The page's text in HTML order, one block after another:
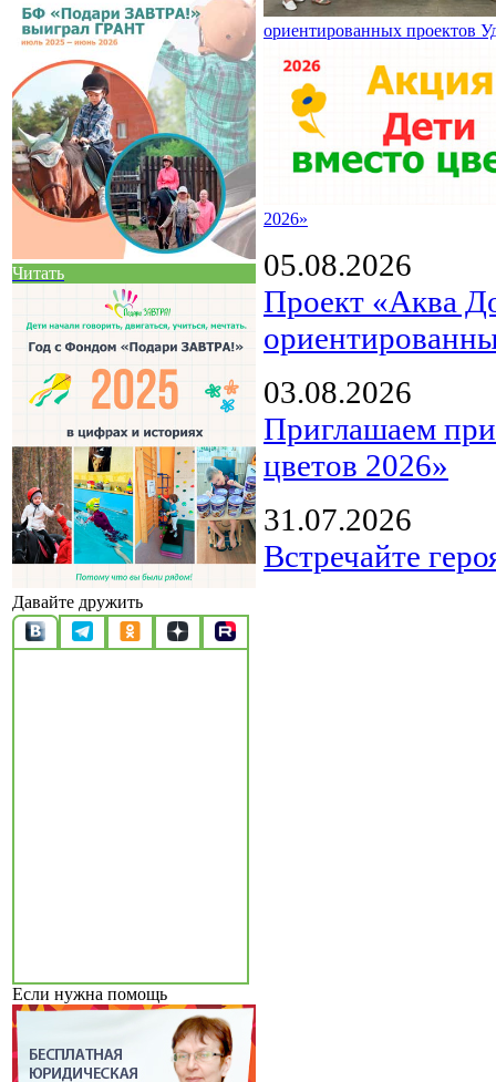
Читать
Давайте дружить
Если нужна помощь
ориентированных проектов
2026»
05.08.2026
Проект «Аква
03.08.2026
Приглашаем
цветов 2026»
31.07.2026
Встречайте